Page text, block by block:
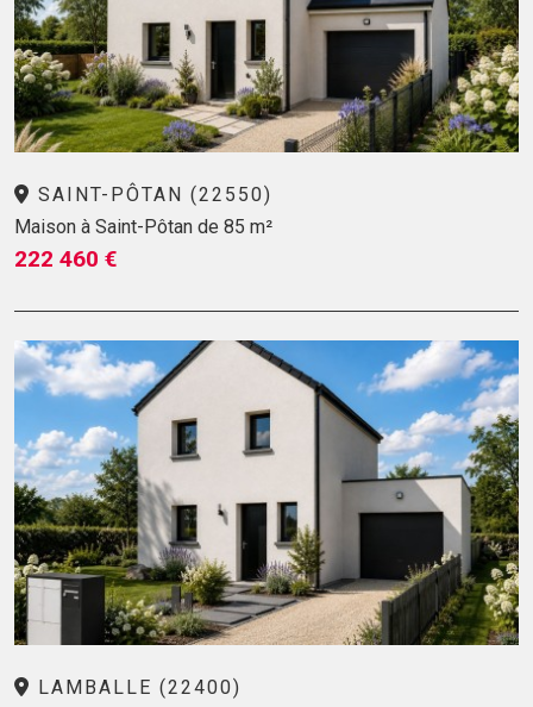
SAINT-PÔTAN (22550)
Maison à Saint-Pôtan de 85 m²
222 460 €
LAMBALLE (22400)